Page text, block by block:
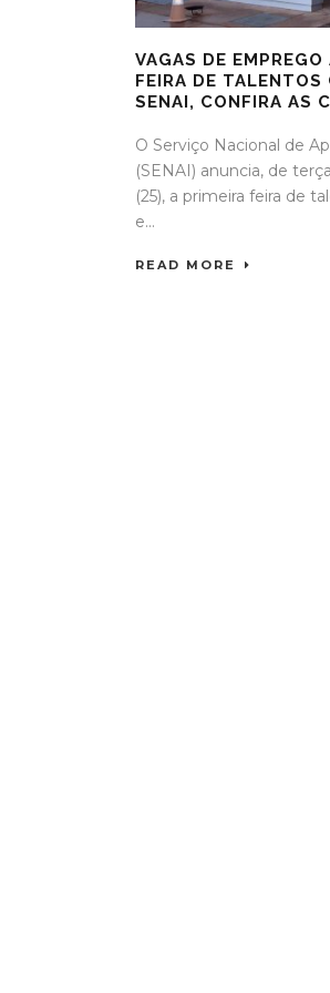
VAGAS DE
FEIRA DE
SENAI, CONFIRA AS
O Serviço Nacional de
(SENAI) anuncia, de
(25), a primeira feira de
e...
READ MORE